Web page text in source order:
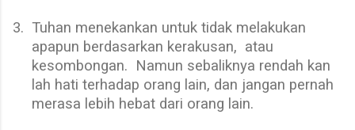
3. Tuhan menekankan untuk tidak melakukan
apapun berdasarkan kerakusan, atau
kesombongan. Namun sebaliknya rendah kan
lah hati terhadap orang lain, dan jangan pernah
merasa lebih hebat dari orang lain.